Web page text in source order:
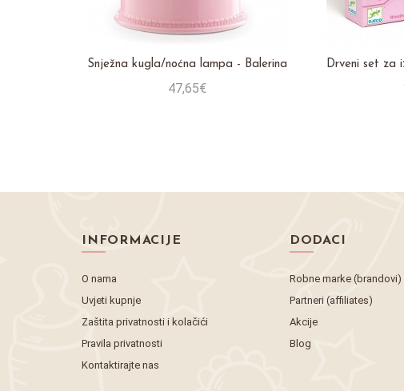
Snježna kugla/noćna lampa - Balerina
47,65€
Drveni set za
INFORMACIJE
O nama
Uvjeti kupnje
Zaštita privatnosti i kolačići
Pravila privatnosti
Kontaktirajte nas
DODACI
Robne marke (brandovi)
Partneri (affiliates)
Akcije
Blog